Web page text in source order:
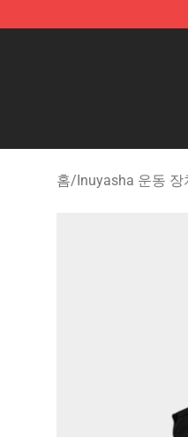
Inuyasha Store -
홈/Inuyasha 운동 장